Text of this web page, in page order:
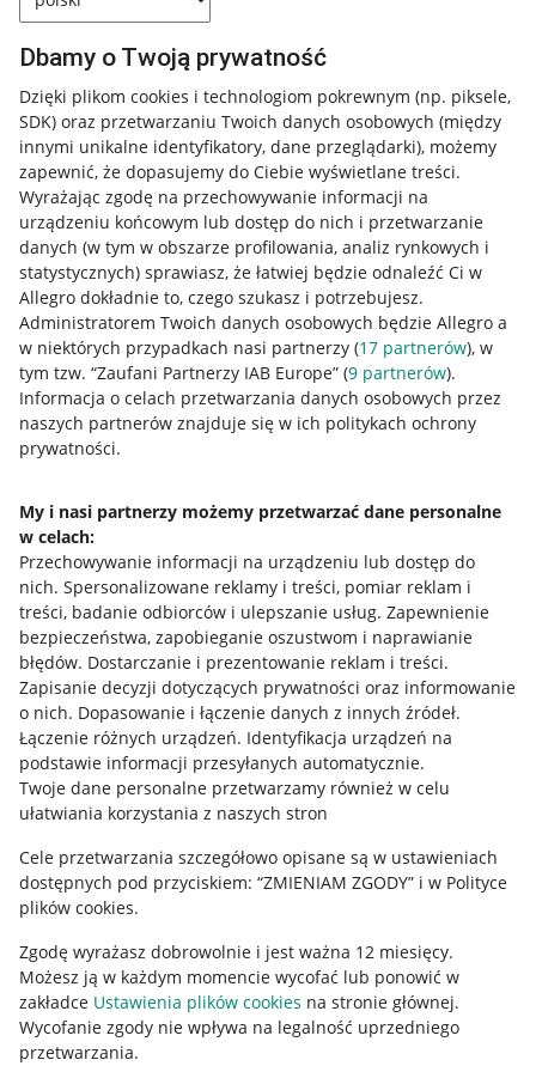
Dbamy o Twoją prywatność
Dzięki plikom cookies i technologiom pokrewnym (np. piksele,
SDK) oraz przetwarzaniu Twoich danych osobowych (między
innymi unikalne identyfikatory, dane przeglądarki), możemy
zapewnić, że dopasujemy do Ciebie wyświetlane treści.
Wyrażając zgodę na przechowywanie informacji na
urządzeniu końcowym lub dostęp do nich i przetwarzanie
danych (w tym w obszarze profilowania, analiz rynkowych i
statystycznych) sprawiasz, że łatwiej będzie odnaleźć Ci w
Allegro dokładnie to, czego szukasz i potrzebujesz.
Administratorem Twoich danych osobowych będzie Allegro a
w niektórych przypadkach nasi partnerzy (17 partnerów), w
tym tzw. “Zaufani Partnerzy IAB Europe” (9 partnerów).
Informacja o celach przetwarzania danych osobowych przez
naszych partnerów znajduje się w ich politykach ochrony
prywatności.
My i nasi partnerzy możemy przetwarzać dane personalne
w celach:
Przechowywanie informacji na urządzeniu lub dostęp do
nich. Spersonalizowane reklamy i treści, pomiar reklam i
treści, badanie odbiorców i ulepszanie usług. Zapewnienie
bezpieczeństwa, zapobieganie oszustwom i naprawianie
błędów. Dostarczanie i prezentowanie reklam i treści.
Zapisanie decyzji dotyczących prywatności oraz informowanie
o nich. Dopasowanie i łączenie danych z innych źródeł.
Łączenie różnych urządzeń. Identyfikacja urządzeń na
podstawie informacji przesyłanych automatycznie.
Twoje dane personalne przetwarzamy również w celu
ułatwiania korzystania z naszych stron
Cele przetwarzania szczegółowo opisane są w ustawieniach
dostępnych pod przyciskiem: “ZMIENIAM ZGODY” i w Polityce
plików cookies.
Zgodę wyrażasz dobrowolnie i jest ważna 12 miesięcy.
Możesz ją w każdym momencie wycofać lub ponowić w
zakładce Ustawienia plików cookies na stronie głównej.
Wycofanie zgody nie wpływa na legalność uprzedniego
przetwarzania.
Przydatne informacje
Jak to działa
Allegro Gadane dla sprzedających
Allegro Gadane dla kupujących
Mapa miejscowości
Informacje prawne
Regulamin
Polityka plików "cookies"
Ustawienia plików "cookies"
Udostępnianie lokalizacji
Informacje dla Aktu o Usługach Cyfrowych
Pobierz aplikację